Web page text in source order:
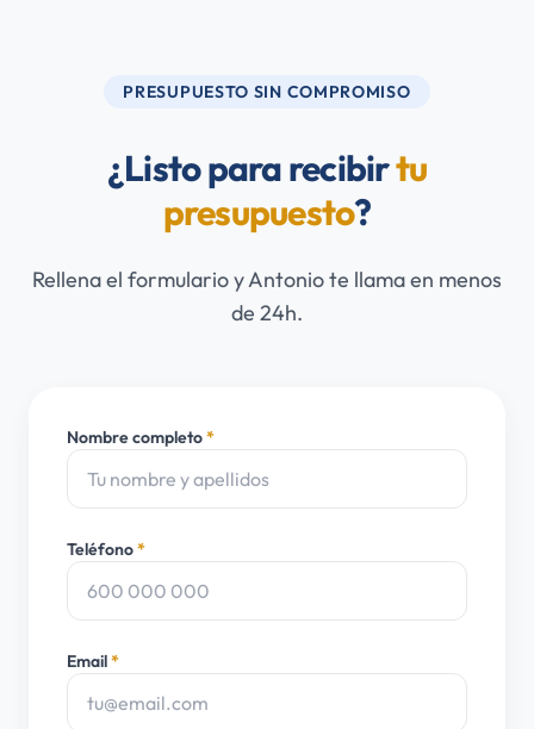
PRESUPUESTO SIN COMPROMISO
¿Listo para recibirtu
presupuesto?
Rellena el formulario y Antonio te llama en menos
de 24h.
Nombre completo*
Teléfono*
Email*